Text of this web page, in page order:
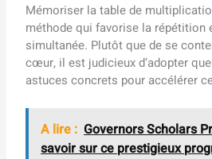
Mémoriser la table de
méthode qui favorise la répétition
simultanée. Plutôt que de se
cœur, il est judicieux d’adopter
astuces concrets pour accélérer
A lire : Governors Scholars
savoir sur ce prestigieux